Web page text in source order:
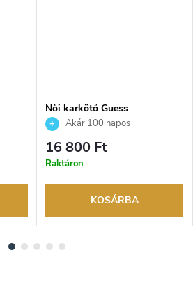
Női karkötő Guess
JUBB05214JWRHS
Akár 100 napos
visszaküldési lehetőség. Hivatalos
márkakereskedő.
16 800 Ft
Raktáron
KOSÁRBA